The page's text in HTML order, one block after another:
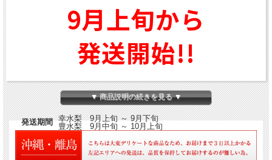
9月上旬から
発送開始!!
幸水梨 9月上旬～9月下旬
豊水梨 9月中旬～10月上旬
▼ 商品説明の続きを見る ▼
発送期間
幸水梨 9月上旬 ～ 9月下旬
豊水梨 9月中旬 ～ 10月上旬